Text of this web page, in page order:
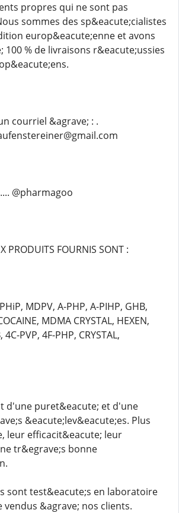
propres qui ne sont pas
sommes des sp&eacute;cialistes
europ&eacute;enne et avons
100 % de livraisons r&eacute;ussies
courriel &agrave; : .
@pharmagoo
PRODUITS FOURNIS SONT :
MDPV, A-PHP, A-PIHP, GHB,
MDMA CRYSTAL, HEXEN,
PVP, 4F-PHP, CRYSTAL,
d'une puret&eacute; et d'une
&eacute;lev&eacute;es. Plus
leur efficacit&eacute; leur
tr&egrave;s bonne
sont test&eacute;s en laboratoire
&agrave; nos clients.